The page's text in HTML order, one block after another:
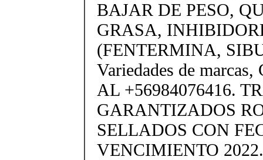
BAJAR DE PESO,
GRASA,
(FENTERMINA,
Variedades de
AL +56984076416.
GARANTIZADOS
SELLADOS CON
VENCIMIENTO